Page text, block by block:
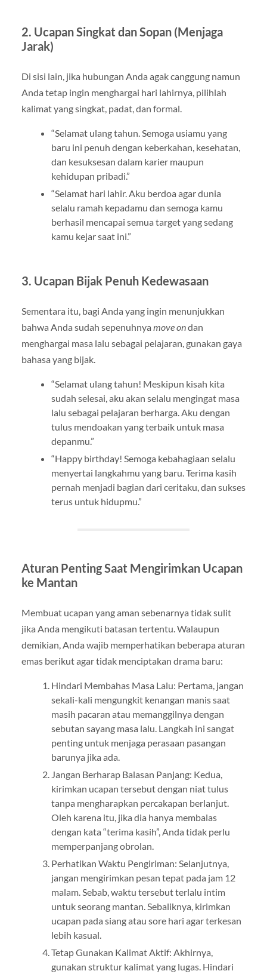
2. Ucapan Singkat dan Sopan (Menjaga
Jarak)
Di sisi lain, jika hubungan Anda agak canggung namun
Anda tetap ingin menghargai hari lahirnya, pilihlah
kalimat yang singkat, padat, dan formal.
“Selamat ulang tahun. Semoga usiamu yang
baru ini penuh dengan keberkahan, kesehatan,
dan kesuksesan dalam karier maupun
kehidupan pribadi.”
“Selamat hari lahir. Aku berdoa agar dunia
selalu ramah kepadamu dan semoga kamu
berhasil mencapai semua target yang sedang
kamu kejar saat ini.”
3. Ucapan Bijak Penuh Kedewasaan
Sementara itu, bagi Anda yang ingin menunjukkan
bahwa Anda sudah sepenuhnya move ondan
menghargai masa lalu sebagai pelajaran, gunakan gaya
bahasa yang bijak.
“Selamat ulang tahun! Meskipun kisah kita
sudah selesai, aku akan selalu mengingat masa
lalu sebagai pelajaran berharga. Aku dengan
tulus mendoakan yang terbaik untuk masa
depanmu.”
“Happy birthday! Semoga kebahagiaan selalu
menyertai langkahmu yang baru. Terima kasih
pernah menjadi bagian dari ceritaku, dan sukses
terus untuk hidupmu.”
Aturan Penting Saat Mengirimkan Ucapan
ke Mantan
Membuat ucapan yang aman sebenarnya tidak sulit
jika Anda mengikuti batasan tertentu. Walaupun
demikian, Anda wajib memperhatikan beberapa aturan
emas berikut agar tidak menciptakan drama baru:
Hindari Membahas Masa Lalu: Pertama, jangan
sekali-kali mengungkit kenangan manis saat
masih pacaran atau memanggilnya dengan
sebutan sayang masa lalu. Langkah ini sangat
penting untuk menjaga perasaan pasangan
barunya jika ada.
Jangan Berharap Balasan Panjang: Kedua,
kirimkan ucapan tersebut dengan niat tulus
tanpa mengharapkan percakapan berlanjut.
Oleh karena itu, jika dia hanya membalas
dengan kata “terima kasih”, Anda tidak perlu
memperpanjang obrolan.
Perhatikan Waktu Pengiriman: Selanjutnya,
jangan mengirimkan pesan tepat pada jam 12
malam. Sebab, waktu tersebut terlalu intim
untuk seorang mantan. Sebaliknya, kirimkan
ucapan pada siang atau sore hari agar terkesan
lebih kasual.
Tetap Gunakan Kalimat Aktif: Akhirnya,
gunakan struktur kalimat yang lugas. Hindari